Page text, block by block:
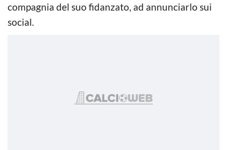
compagnia del suo fidanzato, ad annunciarlo sui
social.